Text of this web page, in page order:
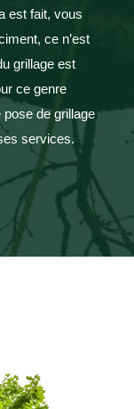
est fait, vous
ce n’est
grillage est
ce genre
pose de grillage
services.